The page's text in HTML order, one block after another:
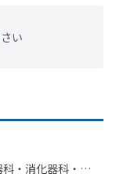
い
・​消化器科・​外